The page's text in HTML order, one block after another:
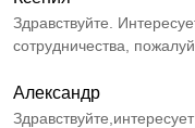
Здравствуйте.
сотрудничества,
Александр